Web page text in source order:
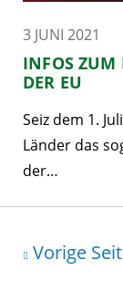
3 JUNI 2021
INFOS ZUM
DER EU
Seiz dem 1.
Länder das
der…
Vorige